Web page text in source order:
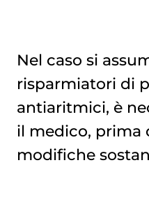
Nel caso si
risparmiatori di
antiaritmici, è
il medico, prima
modifiche